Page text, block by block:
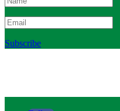
Subscribe